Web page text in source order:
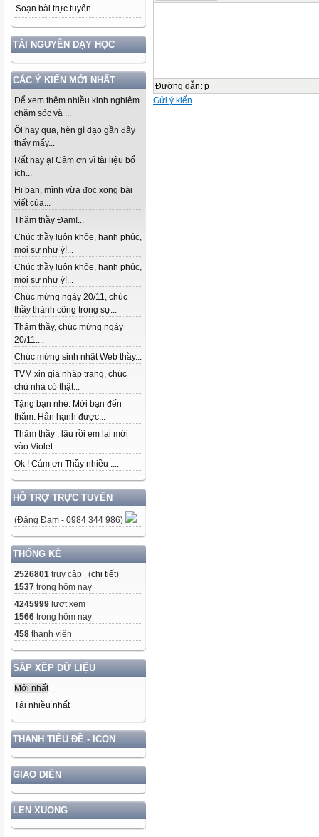
Soạn bài trực tuyến
TÀI NGUYÊN DẠY HỌC
CÁC Ý KIẾN MỚI NHẤT
Để xem thêm nhiều kinh nghiệm
chăm sóc và ...
Ôi hay qua, hèn gì dạo gần đây
thấy mấy...
Rất hay ạ! Cảm ơn vì tài liệu bổ
ích...
Hi bạn, mình vừa đọc xong bài
viết của...
Thăm thầy Đạm!...
Chúc thầy luôn khỏe, hạnh phúc,
mọi sự như ý!...
Chúc thầy luôn khỏe, hạnh phúc,
mọi sự như ý!...
Chúc mừng ngày 20/11, chúc
thầy thành công trong sự...
Thăm thầy, chúc mừng ngày
20/11....
Chúc mừng sinh nhật Web thầy...
TVM xin gia nhập trang, chúc
chủ nhà có thật...
Tặng bạn nhé. Mời bạn đến
thăm. Hân hạnh được...
Thăm thầy , lâu rồi em lai mới
vào Violet...
Ok ! Cám ơn Thầy nhiều ....
HỖ TRỢ TRỰC TUYẾN
(Đặng Đạm - 0984 344 986)
THỐNG KÊ
2526801 truy cập (chi tiết)
1537 trong hôm nay
4245999 lượt xem
1566 trong hôm nay
458 thành viên
SẮP XẾP DỮ LIỆU
Mới nhất
Tải nhiều nhất
THANH TIÊU ĐỀ - ICON
GIAO DIỆN
LEN XUONG
Đường dẫn: p
Gửi ý kiến